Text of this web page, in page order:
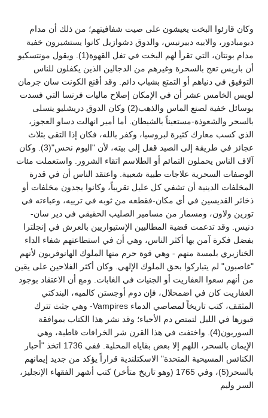
وكان قارئوا البخت يعيشون على صيت شفافيتهم؛ من ذلك أن مدام
دبومبادور، والابيه دبيرنيس، والدوق دشوازيل كانوا يستشيرون خفية
مدام بونتان، التي تقرأ لهم البخت في تفل القهوة(1). ويقول مونتسكيو
أن باريس تعج بالسحرة وغيرهم من الدجالين الذين يكفلون للناس
التوفيق في دنياهم أو التمتع بشباب دائم. وقد أقنع الكونت سان جرمان
لويس الخامس عشر أن في الإمكان إصلاح ماليات فرنسا التي فسدت
بوسائل خفية لصنع الماس والذهب(2) وكان الدوق دريشليو يتسلى
بالسحر والشعوذة-مستعيناً بالشيطان. أما أمير انهالت دساو العجوز،
الذي كسب معارك كثيرة لبروسيا، وكفر بالله، فكان إذا التقى بثلاث
عجائز في طريقة إلى الصيد قفل إلى بيته، لأن "اليوم نحس"(3). وكان
آلاف الناس يحملون التمائم أو الطلاسم اتقاء الشرور. واستعملت مئات
الوصفات السحرية علاجات طبية شعبية. واعتقد الناس أن في قدرة
المخلفات الدينية أن تشفي كل عليل تقريباً، وكانوا يجدون مخلفات أو
ذخائر القديسين في أي مكان-فقطعه من ثوبه في ترييه، وعباءته في
تورين ولاون، ومسمار من مسامير الصليب الحقيقي في دير سان-
دنيس. وقد تدعمت قضية المطالبين الإستيواريين بالعرش في إنجلترا
بفضل فكرة آمن بها أكثر الناس، وهي أن في استطاعتهم شفاء الداء
الخنازيري بلمسة منهم - وهي قوة حرم منها الملوك الهانوفريون لأنهم
"غاصبون" لم يتباركوا بحق الملوك الإلهي. وكان أكثر الفلاحين على يقين
من أنهم سعوا العفاريت أو الجنيات في الغابات. ومع أن الاعتقاد بوجود
العفاريت كان في اضمحلال، فإن دوم أوجستن كالميه، البندكتي
المثقف، كتب تاريخاً لمصاصي الدماء Vampires- وهي جثث تترك
قبورها في الليل لتمتص دم الأحياء؛ وقد نشر هذا الكتاب بموافقة
السوربون(4). واختفت في هذا القرن شر الخرافات قاطبة، وهي
الإيمان بالسحر، اللهم إلا بعض بقاياه المحلية. ففي 1736 اتخذ "أحبار
الكنائس المسيحية المتحدة" الاسكتلندية قراراً يؤكد من جديد إيمانهم
بالسحر(5)، وفي 1765 (وهو تاريخ متأخر) كتب أشهر الفقهاء الإنجليز،
السر وليم